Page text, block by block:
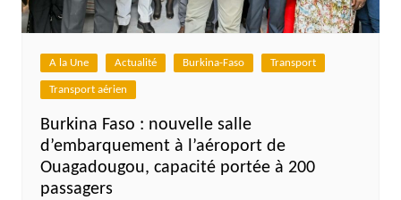
A la Une Actualité Burkina-Faso Transport
Transport aérien
Burkina Faso : nouvelle salle
d’embarquement à l’aéroport de
Ouagadougou, capacité portée à 200
passagers